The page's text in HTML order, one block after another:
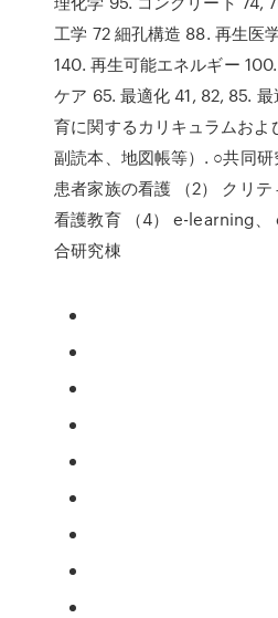
工学 72 細孔構造 88. 再生医
140. 再生可能エネルギー
ケア 65. 最適化 41, 82, 85.
育に関するカリキュラムおよ
副読本、地図帳等）. ○共同
患者家族の看護 （2） クリテ
看護教育 （4） e-learning
合研究棟